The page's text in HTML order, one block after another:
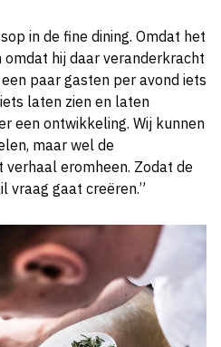
in de fine dining. Omdat het
omdat hij daar veranderkracht
paar gasten per avond iets
laten zien en laten
een ontwikkeling. Wij kunnen
maar wel de
verhaal eromheen. Zodat de
vraag gaat creëren.”